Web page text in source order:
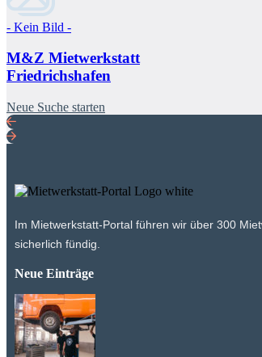
- Kein Bild -
M&Z Mietwerkstatt
Friedrichshafen
Neue Suche starten
Im Mietwerkstatt-Portal führen wir über 300
sicherlich fündig.
Neue Einträge